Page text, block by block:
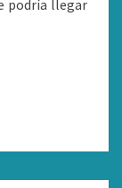
podría llegar